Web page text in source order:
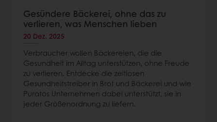
Gesündere Bäckerei, ohne das zu
verlieren, was Menschen lieben
20 Dez. 2025
Verbraucher wollen Bäckereien, die die
Gesundheit im Alltag unterstützen, ohne Freude
zu verlieren. Entdecke die zeitlosen
Gesundheitstreiber in Brot und Bäckerei und wie
Puratos Unternehmen dabei unterstützt, sie in
jeder Größenordnung zu liefern.